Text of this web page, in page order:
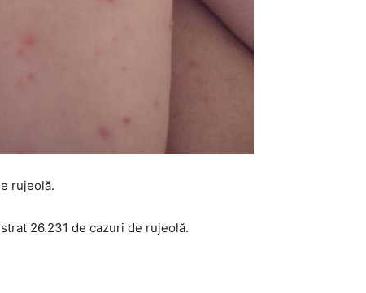
rujeolă.
26.231 de cazuri de rujeolă.